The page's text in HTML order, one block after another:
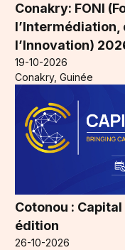
Conakry: FONI
l’Intermédiation,
l’Innovation)
19-10-2026
Conakry, Guinée
Cotonou :
édition
26-10-2026